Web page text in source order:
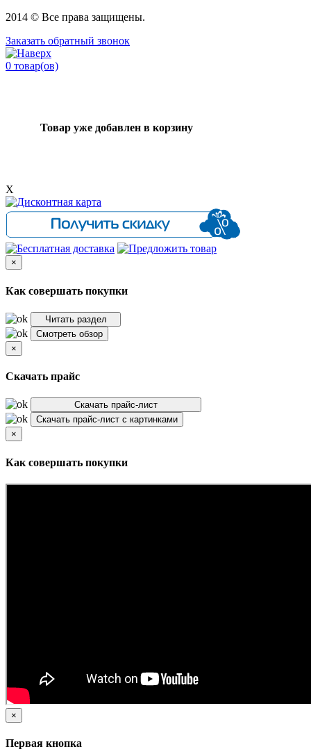
2014 © Все права защищены.
Заказать обратный звонок
0 товар(ов)
Товар уже добавлен в корзину
X
×
Как совершать покупки
Читать раздел
Смотреть обзор
×
Скачать прайс
Скачать прайс-лист
Скачать прайс-лист с картинками
×
Как совершать покупки
×
Первая кнопка